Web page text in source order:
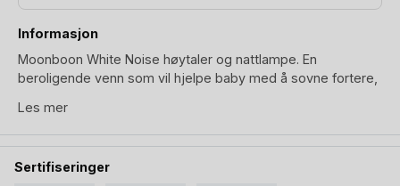
Informasjon
Moonboon White Noise høytaler og nattlampe. En
beroligende venn som vil hjelpe baby med å sovne fortere,
liten, lett og nett (10cm diameter og veier kun 125g) og
kommer med festestropp slik at du kan henge den fast til alt
Les mer
Sertifiseringer